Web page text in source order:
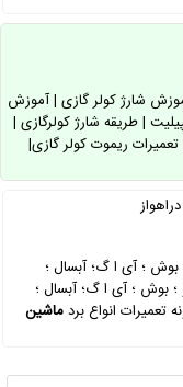
شارژ کولر گازی | آموزش
| طریقه شارژ کولرگازی |
ریموت کولر گازی|
؛ آی ا گ؛ آبسال ؛
بوش ؛ آی ا گ؛ آبسال ؛
انواع بردماشین